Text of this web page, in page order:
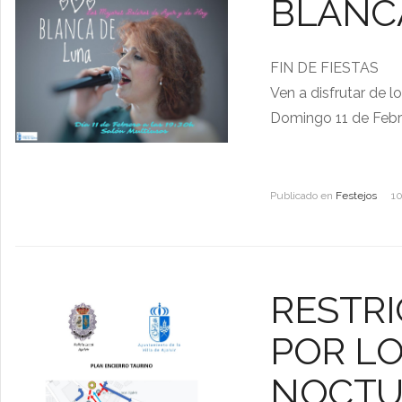
FIN DE FIESTAS
Ven a disfrutar de
Domingo 11 de
Publicado en Festejos
POR